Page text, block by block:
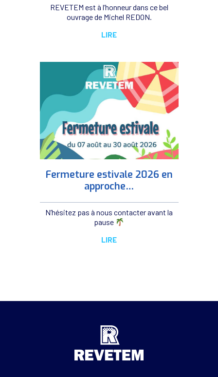
REVETEM est à l’honneur dans ce bel
ouvrage de Michel REDON.
LIRE
Fermeture estivale 2026 en
approche…
N’hésitez pas à nous contacter avant la
pause
LIRE